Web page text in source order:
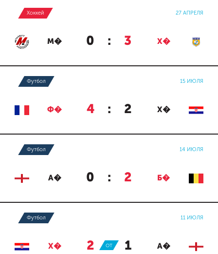
Хоккей 27 АПРЕЛЯ
М� 0 : 3 Х�
Футбол 15 ИЮЛЯ
Ф� 4 : 2 Х�
Футбол 14 ИЮЛЯ
А� 0 : 2 Б�
Футбол 11 ИЮЛЯ
Х� 2 : 1 А�
ОТ